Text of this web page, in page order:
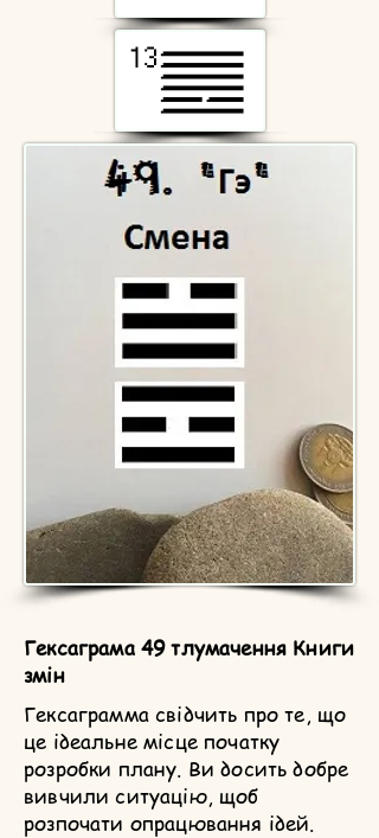
Гексаграма 49 тлумачення Книги
змін
Гексаграмма свідчить про те, що
це ідеальне місце початку
розробки плану. Ви досить добре
вивчили ситуацію, щоб
розпочати опрацювання ідей.